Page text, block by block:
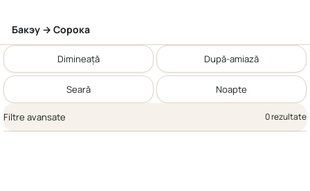
Бакэу → Сорока
Dimineață După-amiază
Seară Noapte
Filtre avansate 0 rezultate